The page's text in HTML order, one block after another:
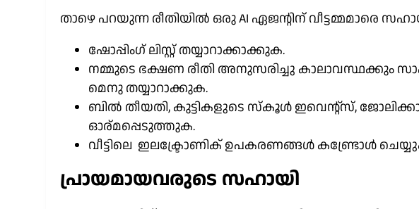
താഴെ പറയുന്ന രീതിയിൽ ഒരു AI ഏജന്റിന് വീട്ടമ്മമാരെ
ഷോപ്പിംഗ് ലിസ്റ്റ് തയ്യാറാക്കാക്കുക.
നമ്മുടെ ഭക്ഷണ രീതി അനുസരിച്ചു കാലാവസ്ഥക്കും
മെനു തയ്യാറാക്കുക.
ബിൽ തീയതി, കുട്ടികളുടെ സ്കൂൾ ഇവെന്റ്സ്,
ഓര്മപ്പെടുത്തുക.
വീട്ടിലെ ഇലക്ട്രോണിക് ഉപകരണങ്ങൾ കണ്ട്രോൾ
പ്രായമായവരുടെ സഹായി